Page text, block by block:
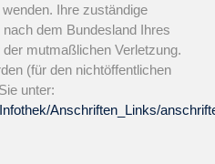
Ihre zuständige
dem Bundesland Ihres
mutmaßlichen Verletzung.
(für den nichtöffentlichen
unter:
Anschriften_Links/